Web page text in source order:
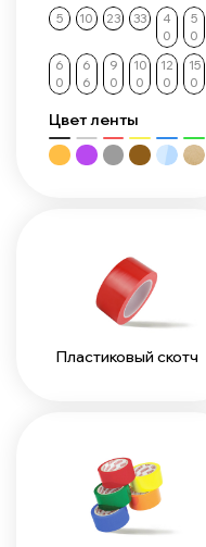
5 10 23 33
4
0
5
0
6
0
6
6
9
0
10
0
12
0
15
0
Цвет ленты
Пластиковый скотч